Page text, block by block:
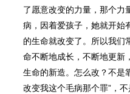
了愿意改变的力量，那个力
病，因着爱孩子，她就开始
的生命就改变了。所以我们
命不断地成⻓ ，不断地更
生命的新造。怎么改？不是
改变我这个毛病那个罪”，